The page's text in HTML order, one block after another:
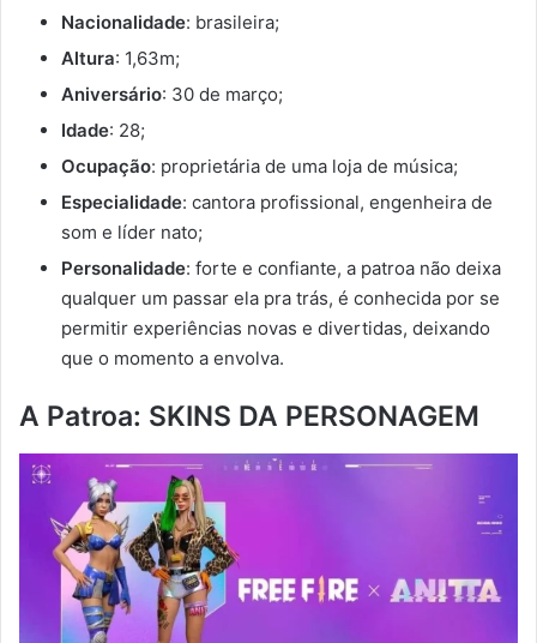
Nacionalidade: brasileira;
Altura: 1,63m;
Aniversário: 30 de março;
Idade: 28;
Ocupação: proprietária de uma loja de música;
Especialidade: cantora profissional, engenheira de
som e líder nato;
Personalidade: forte e confiante, a patroa não deixa
qualquer um passar ela pra trás, é conhecida por se
permitir experiências novas e divertidas, deixando
que o momento a envolva.
A Patroa: SKINS DA PERSONAGEM